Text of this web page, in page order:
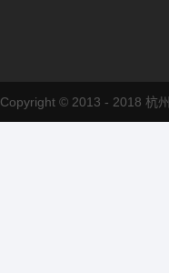
Copyright © 2013 - 2018 杭